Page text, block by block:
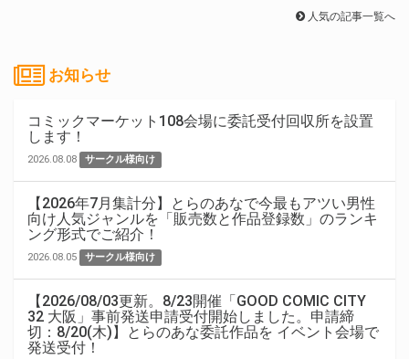
人気の記事一覧へ
お知らせ
コミックマーケット108会場に委託受付回収所を設置
します！
2026.08.08 サークル様向け
【2026年7月集計分】とらのあなで今最もアツい男性
向け人気ジャンルを「販売数と作品登録数」のランキ
ング形式でご紹介！
2026.08.05 サークル様向け
【2026/08/03更新。8/23開催「GOOD COMIC CITY
32 大阪」事前発送申請受付開始しました。申請締
切：8/20(木)】とらのあな委託作品を イベント会場で
発送受付！